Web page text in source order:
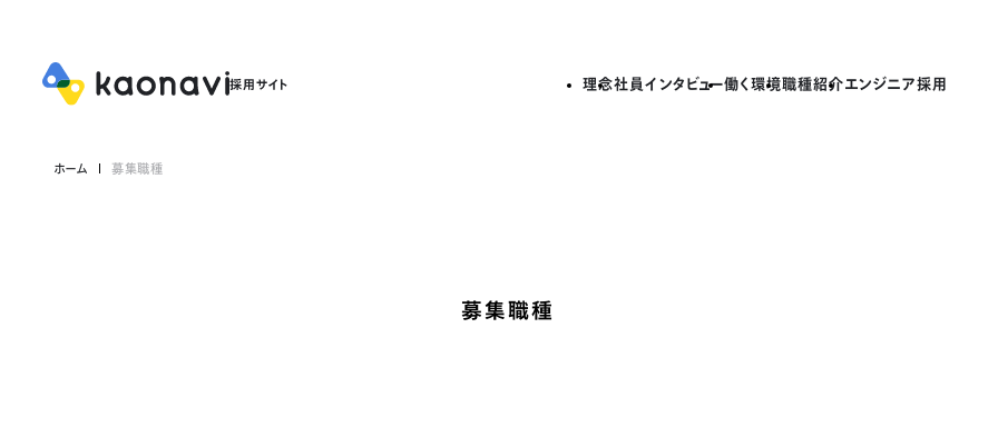
理念社員インタビュー働く環境職種紹介エンジニア採用
ホーム 募集職種
募集職種